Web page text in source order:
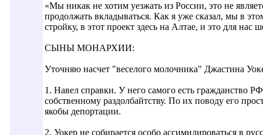
«Мы никак не хотим уезжать из России, это не
продолжать вкладываться. Как я уже сказал, мы в
стройку, в этот проект здесь на Алтае, и это для
СЫНЫ МОНАРХИИ:
Уточняю насчет "веселого молочника" Джастина
1. Навел справки. У него самого есть гражданство
собственному раздолбайтству. По их поводу его
якобы депортации.
2. Уокер не собирается особо ассимилироваться в